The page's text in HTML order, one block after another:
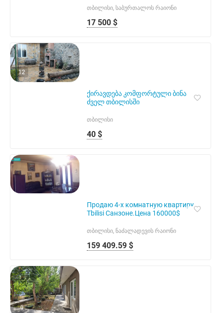
17 500 $
თბილისი, საბურთალოს რაიონი
12
ქირავდება კომფორტული ბინა
ძველ თბილისში
40 $
თბილისი
Продаю 4-х комнатную квартиру
Tbilisi Санзоне.Цена 160000$
159 409.59 $
თბილისი, ნაძალადევის რაიონი
9